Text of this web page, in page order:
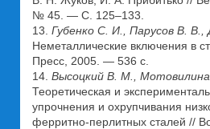
№ 45. — С. 125–133.
13. Губенко С. И., Парусов В. В.,
Неметаллические включения в
Пресс, 2005. — 536 с.
14. Высоцкий В. М., Мотовилина
Теоретическая и
упрочнения и охрупчивания
ферритно-перлитных сталей //